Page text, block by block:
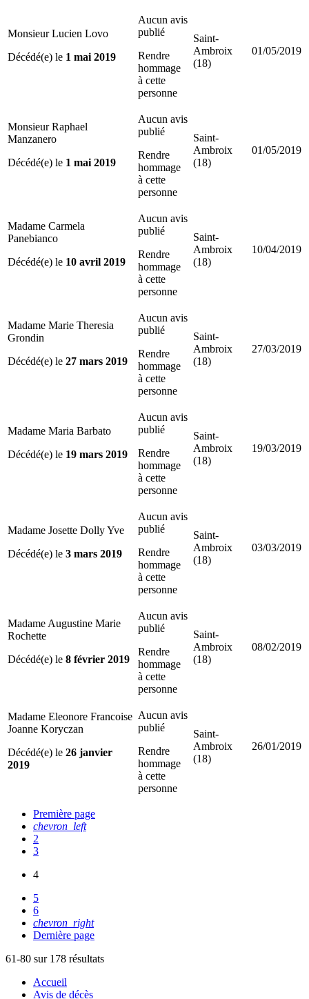
Monsieur Lucien Lovo
Décédé(e) le 1 mai 2019
Aucun avis
publié
Rendre
hommage
à cette
personne
Saint-
Ambroix
(18)
01/05/2019
Monsieur Raphael
Manzanero
Décédé(e) le 1 mai 2019
Aucun avis
publié
Rendre
hommage
à cette
personne
Saint-
Ambroix
(18)
01/05/2019
Madame Carmela
Panebianco
Décédé(e) le 10 avril 2019
Aucun avis
publié
Rendre
hommage
à cette
personne
Saint-
Ambroix
(18)
10/04/2019
Madame Marie Theresia
Grondin
Décédé(e) le 27 mars 2019
Aucun avis
publié
Rendre
hommage
à cette
personne
Saint-
Ambroix
(18)
27/03/2019
Madame Maria Barbato
Décédé(e) le 19 mars 2019
Aucun avis
publié
Rendre
hommage
à cette
personne
Saint-
Ambroix
(18)
19/03/2019
Madame Josette Dolly Yve
Décédé(e) le 3 mars 2019
Aucun avis
publié
Rendre
hommage
à cette
personne
Saint-
Ambroix
(18)
03/03/2019
Madame Augustine Marie
Rochette
Décédé(e) le 8 février 2019
Aucun avis
publié
Rendre
hommage
à cette
personne
Saint-
Ambroix
(18)
08/02/2019
Madame Eleonore Francoise
Joanne Koryczan
Décédé(e) le 26 janvier
2019
Aucun avis
publié
Rendre
hommage
à cette
personne
Saint-
Ambroix
(18)
26/01/2019
Première page
chevron_left
2
3
4
5
6
chevron_right
Dernière page
61-80 sur 178 résultats
Accueil
Avis de décès